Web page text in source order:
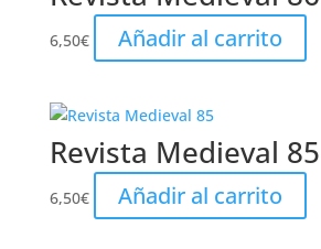
6,50€ Añadir al carrito
Revista Medieval 85
6,50€ Añadir al carrito